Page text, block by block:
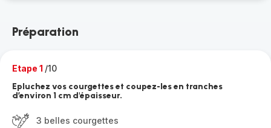
Préparation
Etape 1 /10
Epluchez vos courgettes et coupez-les en tranches
d’environ 1 cm d'épaisseur.
3 belles courgettes